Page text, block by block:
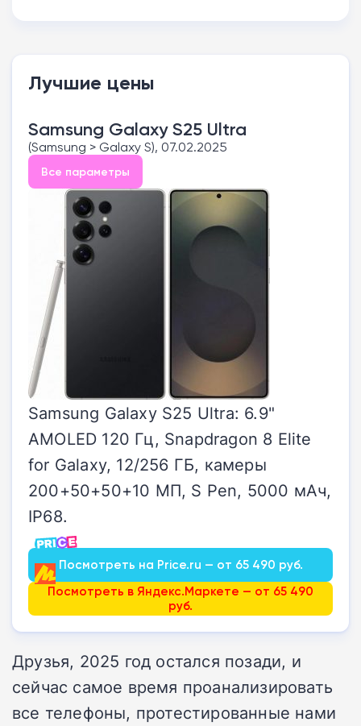
Лучшие цены
Samsung Galaxy S25 Ultra
(Samsung > Galaxy S), 07.02.2025
Все параметры
Samsung Galaxy S25 Ultra: 6.9"
AMOLED 120 Гц, Snapdragon 8 Elite
for Galaxy, 12/256 ГБ, камеры
200+50+50+10 МП, S Pen, 5000 мАч,
IP68.
Посмотреть на Price.ru — от 65 490 руб.
Посмотреть в Яндекс.Маркете — от 65 490
руб.
Друзья, 2025 год остался позади, и
сейчас самое время проанализировать
все телефоны, протестированные нами